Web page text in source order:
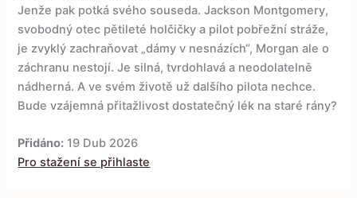
Jenže pak potká svého souseda. Jackson Montgomery,
svobodný otec pětileté holčičky a pilot pobřežní stráže,
je zvyklý zachraňovat „dámy v nesnázích“, Morgan ale o
záchranu nestojí. Je silná, tvrdohlavá a neodolatelně
nádherná. A ve svém životě už dalšího pilota nechce.
Bude vzájemná přitažlivost dostatečný lék na staré rány?
Přidáno: 19 Dub 2026
Pro stažení se přihlaste